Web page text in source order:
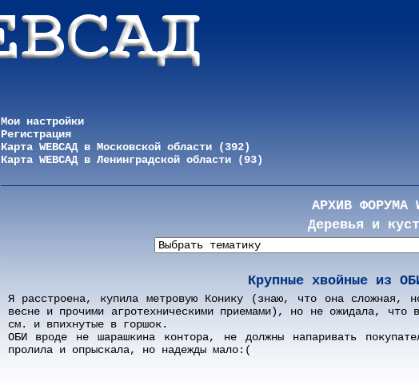
Мои настройки
Регистрация
Карта WEBСАД в Московской области (392)
Карта WEBСАД в Ленинградской области (93)
АРХИВ ФОРУМА
Деревья и
Крупные хвойные из
Я расстроена, купила метровую Конику (знаю, что она сложная,
весне и прочими агротехническими приемами), но не ожидала, что
см. и впихнутые в горшок.
ОБИ вроде не шарашкина контора, не должны напаривать
пролила и опрыскала, но надежды мало:(